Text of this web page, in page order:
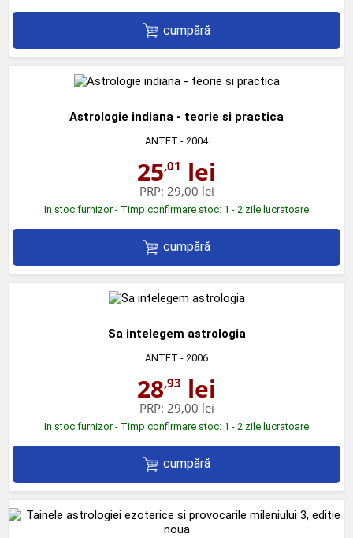
cumpără
Astrologie indiana - teorie si practica
ANTET - 2004
25,01 lei
PRP: 29,00 lei
In stoc furnizor - Timp confirmare stoc: 1 - 2 zile lucratoare
cumpără
Sa intelegem astrologia
ANTET - 2006
28,93 lei
PRP: 29,00 lei
In stoc furnizor - Timp confirmare stoc: 1 - 2 zile lucratoare
cumpără